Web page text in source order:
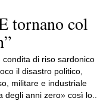
tornano col
condita di riso sardonico
il disastro politico,
militare e industriale
degli anni zero» così